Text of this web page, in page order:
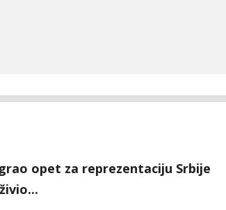
opet za reprezentaciju Srbije